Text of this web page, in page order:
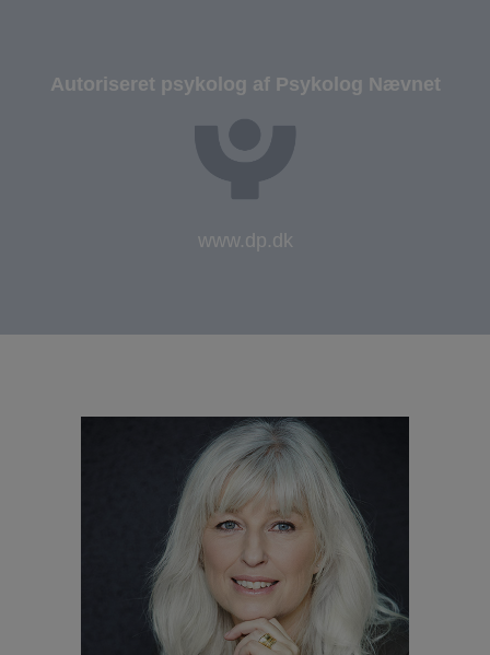
Autoriseret psykolog af Psykolog Nævnet
www.dp.dk